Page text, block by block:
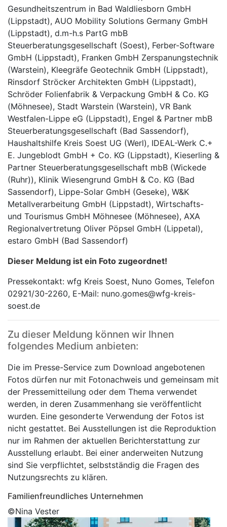
Gesundheitszentrum in Bad Waldliesborn GmbH
(Lippstadt), AUO Mobility Solutions Germany GmbH
(Lippstadt), d.m-h.s PartG mbB
Steuerberatungsgesellschaft (Soest), Ferber-Software
GmbH (Lippstadt), Franken GmbH Zerspanungstechnik
(Warstein), Kleegräfe Geotechnik GmbH (Lippstadt),
Rinsdorf Ströcker Architekten GmbH (Lippstadt),
Schröder Folienfabrik & Verpackung GmbH & Co. KG
(Möhnesee), Stadt Warstein (Warstein), VR Bank
Westfalen-Lippe eG (Lippstadt), Engel & Partner mbB
Steuerberatungsgesellschaft (Bad Sassendorf),
Haushaltshilfe Kreis Soest UG (Werl), IDEAL-Werk C.+
E. Jungeblodt GmbH + Co. KG (Lippstadt), Kieserling &
Partner Steuerberatungsgesellschaft mbB (Wickede
(Ruhr)), Klinik Wiesengrund GmbH & Co. KG (Bad
Sassendorf), Lippe-Solar GmbH (Geseke), W&K
Metallverarbeitung GmbH (Lippstadt), Wirtschafts-
und Tourismus GmbH Möhnesee (Möhnesee), AXA
Regionalvertretung Oliver Pöpsel GmbH (Lippetal),
estaro GmbH (Bad Sassendorf)
Dieser Meldung ist ein Foto zugeordnet!
Pressekontakt: wfg Kreis Soest, Nuno Gomes, Telefon
02921/30-2260, E-Mail: nuno.gomes@wfg-kreis-
soest.de
Zu dieser Meldung können wir Ihnen
folgendes Medium anbieten:
Die im Presse-Service zum Download angebotenen
Fotos dürfen nur mit Fotonachweis und gemeinsam mit
der Pressemitteilung oder dem Thema verwendet
werden, in deren Zusammenhang sie veröffentlicht
wurden. Eine gesonderte Verwendung der Fotos ist
nicht gestattet. Bei Ausstellungen ist die Reproduktion
nur im Rahmen der aktuellen Berichterstattung zur
Ausstellung erlaubt. Bei einer anderweiten Nutzung
sind Sie verpflichtet, selbstständig die Fragen des
Nutzungsrechts zu klären.
Familienfreundliches Unternehmen
©Nina Vester